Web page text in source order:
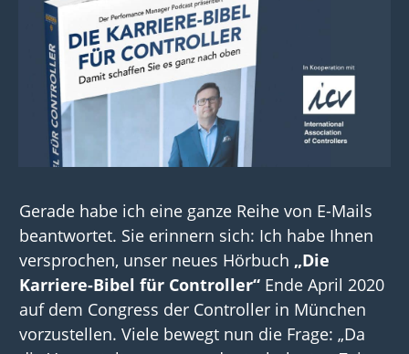
Gerade habe ich eine ganze Reihe von E-Mails
beantwortet. Sie erinnern sich: Ich habe Ihnen
versprochen, unser neues Hörbuch „Die
Karriere-Bibel für Controller“Ende April 2020
auf dem Congress der Controller in München
vorzustellen. Viele bewegt nun die Frage: „Da